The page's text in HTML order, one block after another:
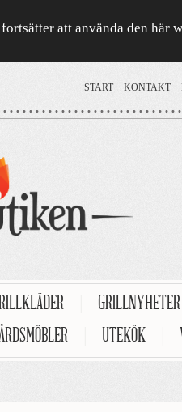
att använda den här
START KONTAKT
GRILLNYHETER
UTEKÖK